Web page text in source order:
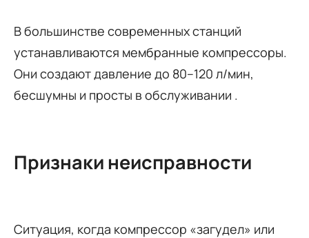
В большинстве современных станций
устанавливаются мембранные компрессоры.
Они создают давление до 80–120 л/мин,
бесшумны и просты в обслуживании .
Признаки неисправности
Ситуация, когда компрессор «загудел» или